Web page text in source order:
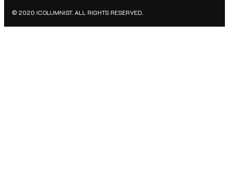
© 2020 ICOLUMNIST. ALL RIGHTS RESERVED.